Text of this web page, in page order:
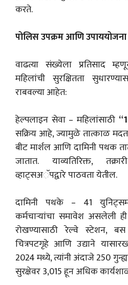
करते.
पोलिस उपक्रम आणि उपाययोजना
वाढत्या संख्येला प्रतिसाद
महिलांची सुरक्षितता
राबवल्या आहेत:
हेल्पलाइन सेवा – महिलांसाठी
सक्रिय आहे, ज्यामुळे तात्काळ
बीट मार्शल आणि दामिनी पथक
जातात. याव्यतिरिक्त,
व्हाट्सअॅपद्वारे पाठवता येतील.
दामिनी पथके – 41
कर्मचाऱ्यांचा समावेश असलेली
रोखण्यासाठी रेल्वे स्टेशन,
चित्रपटगृहे आणि उद्याने
2024 मध्ये, त्यांनी अंदाजे 250
सुरक्षेवर 3,015 हून अधिक